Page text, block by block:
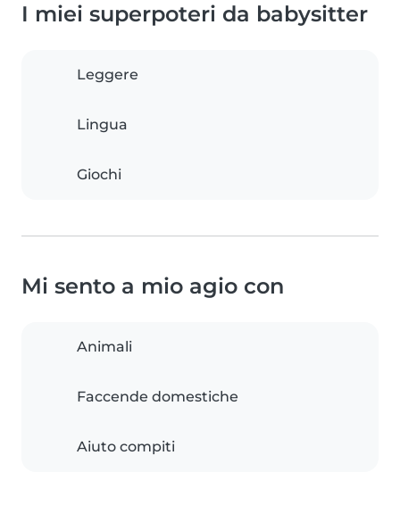
I miei superpoteri da babysitter
Leggere
Lingua
Giochi
Mi sento a mio agio con
Animali
Faccende domestiche
Aiuto compiti